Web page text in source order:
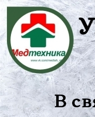
грыжи
паховых грыж
медицинским показанием)
со специалистом
грыжи